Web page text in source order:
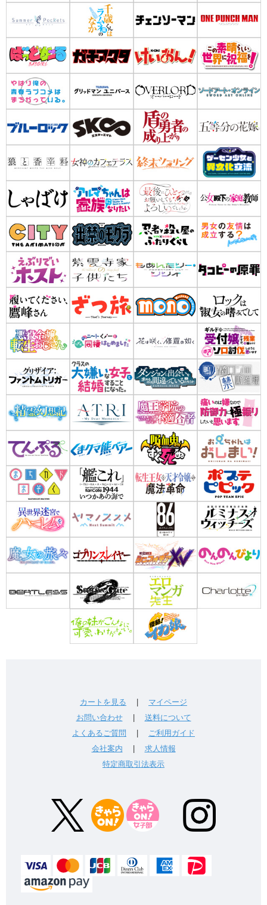
カートを見る
マイページ
お問い合わせ| 送料について
よくあるご質問
ご利用ガイド
会社案内
求人情報
特定商取引法表示